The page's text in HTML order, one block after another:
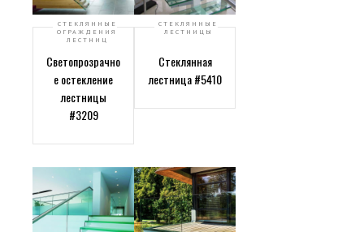
СТЕКЛЯННЫЕ
ОГРАЖДЕНИЯ
ЛЕСТНИЦ
Светопрозрачно
е остекление
лестницы
#3209
СТЕКЛЯННЫЕ
ЛЕСТНИЦЫ
Стеклянная
лестница #5410